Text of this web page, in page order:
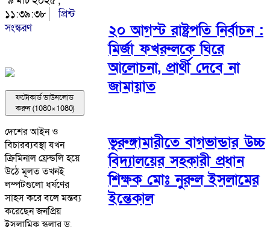
১১:৩৯:৩৮
প্রিন্ট
সংস্করণ
ফটোকার্ড ডাউনলোড
করুন (1080×1080)
দেশের আইন ও
বিচারব্যবস্থা যখন
ক্রিমিনাল ফ্রেন্ডলি হয়ে
উঠে মূলত তখনই
লম্পটগুলো ধর্ষণের
সাহস করে বলে মন্তব্য
করেছেন জনপ্রিয়
২০ আগস্ট রাষ্ট্রপতি নির্বাচন :
মির্জা ফখরুলকে ঘিরে
আলোচনা, প্রার্থী দেবে না
জামায়াত
ভূরুঙ্গামারীতে বাগভান্ডার উচ্চ
বিদ্যালয়ের সহকারী প্রধান
শিক্ষক মোঃ নুরুল ইসলামের
ইন্তেকাল